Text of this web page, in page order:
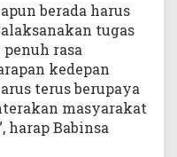
berada harus
tugas
rasa
kedepan
terus berupaya
masyarakat
harap Babinsa